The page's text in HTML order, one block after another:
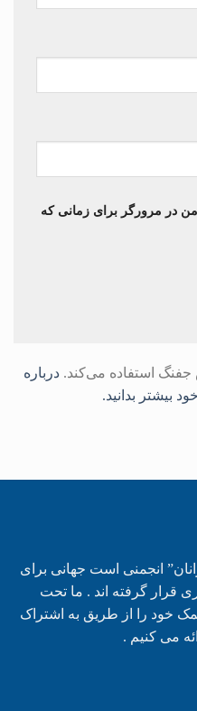
در مرورگر برای زمانی که
استفاده می‌کند. درباره
بیشتر بدانید.
انجمنی است جهانی برای
قرار گرفته اند . ما تحت
خود را از طریق به اشتراک
می کنیم .